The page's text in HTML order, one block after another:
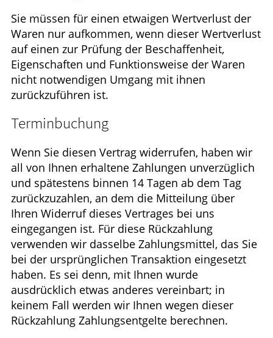
Sie müssen für einen etwaigen Wertverlust der
Waren nur aufkommen, wenn dieser Wertverlust
auf einen zur Prüfung der Beschaffenheit,
Eigenschaften und Funktionsweise der Waren
nicht notwendigen Umgang mit ihnen
zurückzuführen ist.
Terminbuchung
Wenn Sie diesen Vertrag widerrufen, haben wir
all von Ihnen erhaltene Zahlungen unverzüglich
und spätestens binnen 14 Tagen ab dem Tag
zurückzuzahlen, an dem die Mitteilung über
Ihren Widerruf dieses Vertrages bei uns
eingegangen ist. Für diese Rückzahlung
verwenden wir dasselbe Zahlungsmittel, das Sie
bei der ursprünglichen Transaktion eingesetzt
haben. Es sei denn, mit Ihnen wurde
ausdrücklich etwas anderes vereinbart; in
keinem Fall werden wir Ihnen wegen dieser
Rückzahlung Zahlungsentgelte berechnen.